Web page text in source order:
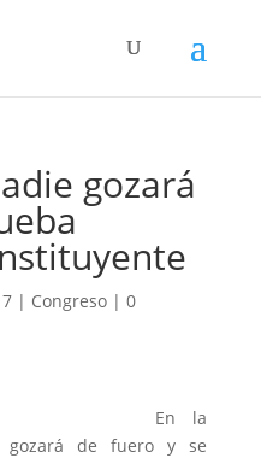
gozará
| Congreso| 0
En la
gozará de fuero y se